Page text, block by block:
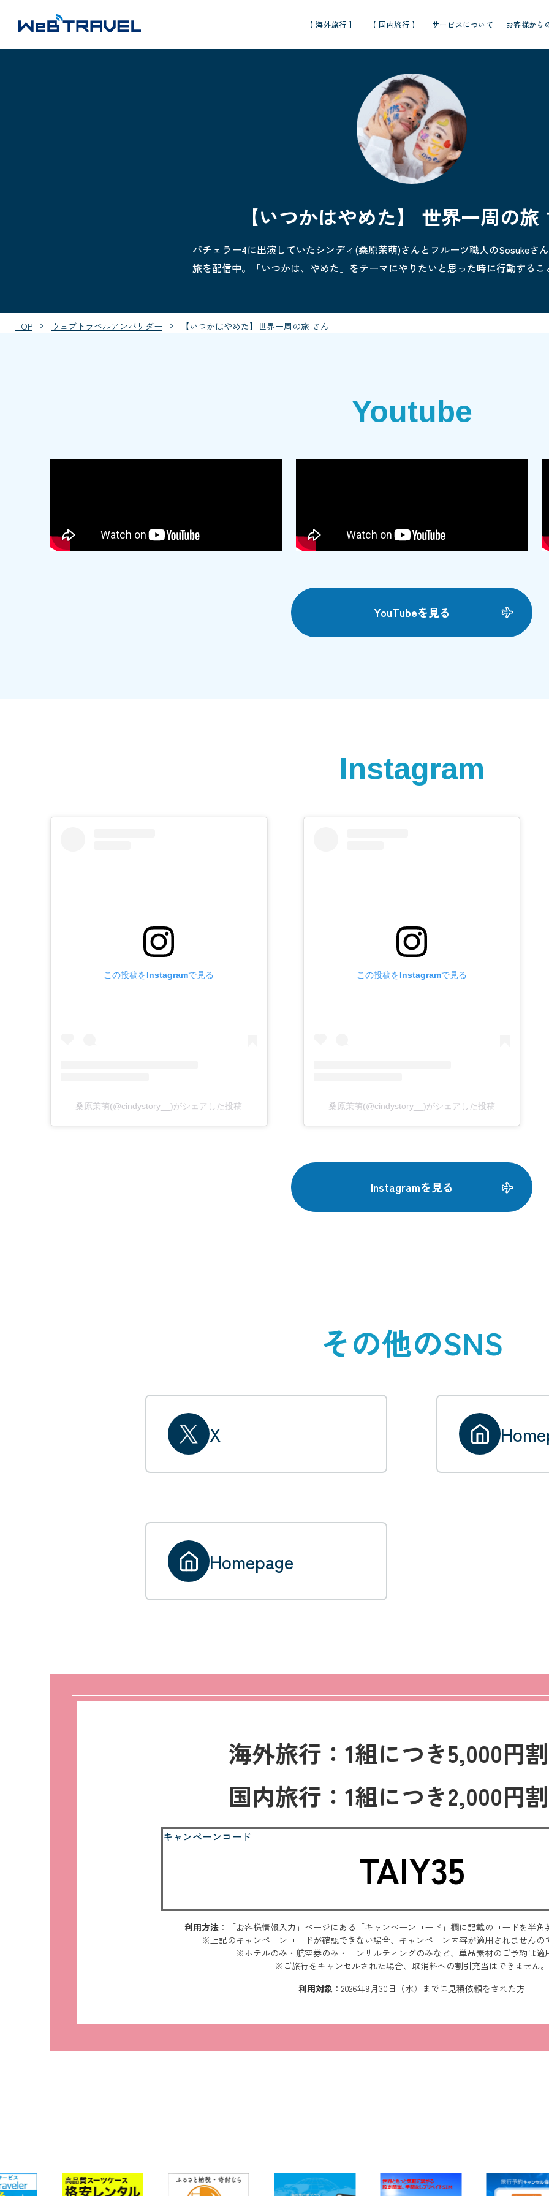
【 海外旅行 】 【 国内旅行 】 サービスについて お客様から
【いつかはやめた】 世界一周の旅
バチェラー4に出演していたシンディ(桑原茉萌)さんとフルーツ職人のSosukeさ
旅を配信中。「いつかは、やめた」をテーマにやりたいと思った時に行動するこ
TOP ウェブトラベルアンバサダー 【いつかはやめた】世界一周の旅 さん
Youtube
YouTubeを見る
Instagram
この投稿をInstagramで見る
桑原茉萌(@cindystory__)がシェアした投稿
この投稿をInstagramで見る
桑原茉萌(@cindystory__)がシェアした投稿
Instagramを見る
その他のSNS
X
Homepage
海外旅行 ： 1組につき5,000円
国内旅行 ： 1組につき2,000円
キャンペーンコード
TAIY35
利用方法 ：「お客様情報入力」ページにある「キャンペーンコード」欄に記載のコードを半
※上記のキャンペーンコードが確認できない場合、キャンペーン内容が適用されませんの
※ホテルのみ・航空券のみ・コンサルティングのみなど、単品素材のご予約は適
※ご旅行をキャンセルされた場合、取消料への割引充当はできません。
利用対象 ：2026年9月30日（水）までに見積依頼をされた方